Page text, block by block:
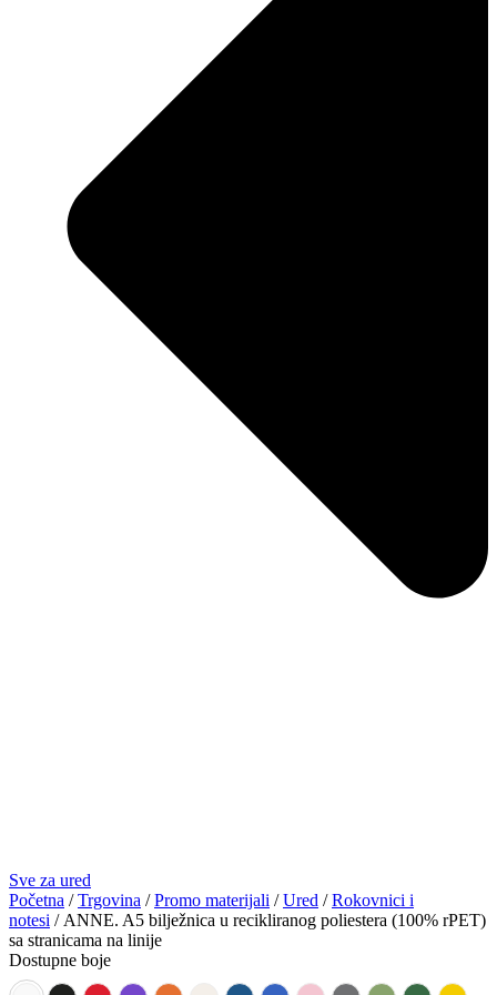
Sve za ured
Početna /Trgovina /Promo materijali /Ured /Rokovnici i
notesi / ANNE. A5 bilježnica u recikliranog poliestera (100% rPET)
sa stranicama na linije
Dostupne boje